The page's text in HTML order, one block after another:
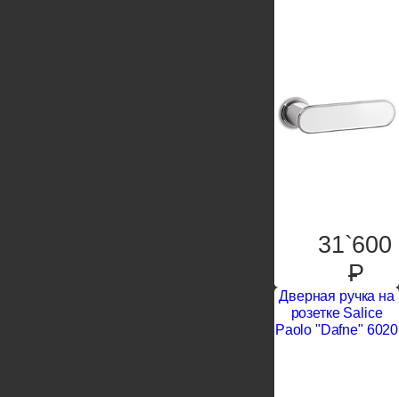
31`600
P
Дверная ручка на
розетке Salice
Paolo "Dafne" 6020